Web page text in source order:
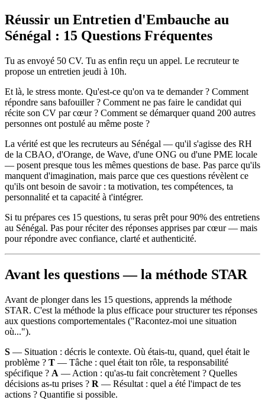
Réussir un Entretien d'Embauche au
Sénégal : 15 Questions Fréquentes
Tu as envoyé 50 CV. Tu as enfin reçu un appel. Le recruteur te
propose un entretien jeudi à 10h.
Et là, le stress monte. Qu'est-ce qu'on va te demander ? Comment
répondre sans bafouiller ? Comment ne pas faire le candidat qui
récite son CV par cœur ? Comment se démarquer quand 200 autres
personnes ont postulé au même poste ?
La vérité est que les recruteurs au Sénégal — qu'il s'agisse des RH
de la CBAO, d'Orange, de Wave, d'une ONG ou d'une PME locale
— posent presque tous les mêmes questions de base. Pas parce qu'ils
manquent d'imagination, mais parce que ces questions révèlent ce
qu'ils ont besoin de savoir : ta motivation, tes compétences, ta
personnalité et ta capacité à t'intégrer.
Si tu prépares ces 15 questions, tu seras prêt pour 90% des entretiens
au Sénégal. Pas pour réciter des réponses apprises par cœur — mais
pour répondre avec confiance, clarté et authenticité.
Avant les questions — la méthode STAR
Avant de plonger dans les 15 questions, apprends la méthode
STAR. C'est la méthode la plus efficace pour structurer tes réponses
aux questions comportementales ("Racontez-moi une situation
où...").
S — Situation : décris le contexte. Où étais-tu, quand, quel était le
problème ? T — Tâche : quel était ton rôle, ta responsabilité
spécifique ? A — Action : qu'as-tu fait concrètement ? Quelles
décisions as-tu prises ? R — Résultat : quel a été l'impact de tes
actions ? Quantifie si possible.